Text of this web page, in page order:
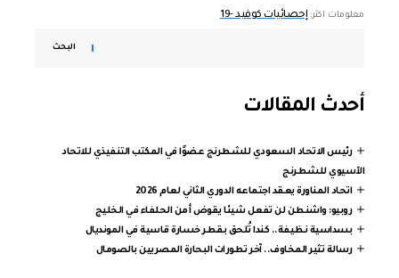
معلومات اكثر:إحصائيات كوفيد -19
البحث
أحدث المقالات
رئيس الاتحاد السعودي للشطرنج عضوًا في المكتب التنفيذي للاتحاد
الآسيوي للشطرنج
اتحاد المناورة يعقد اجتماعه الدوري الثاني لعام 2026
روبيو: واشنطن لن تفعل شيئا يقوض أمن الحلفاء في الخليج
بسداسية نظيفة.. كندا تُلحق بقطر خسارة قاسية في المونديال
رسالة تثير المخاوف.. آخر تطورات البحارة المصريين بالصومال